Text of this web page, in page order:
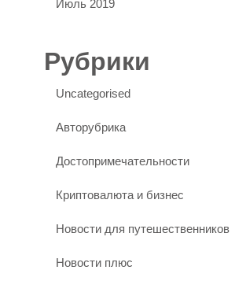
Июль 2019
Рубрики
Uncategorised
Авторубрика
Достопримечательности
Криптовалюта и бизнес
Новости для путешественников
Новости плюс